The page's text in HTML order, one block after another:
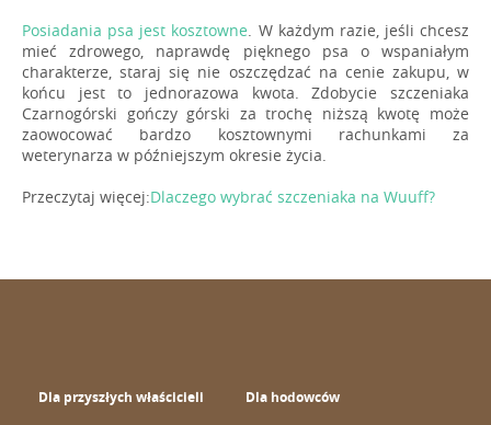
Posiadania psa jest kosztowne . W każdym razie, jeśli chcesz
mieć zdrowego, naprawdę pięknego psa o wspaniałym
charakterze, staraj się nie oszczędzać na cenie zakupu, w
końcu jest to jednorazowa kwota. Zdobycie szczeniaka
Czarnogórski gończy górski za trochę niższą kwotę może
zaowocować bardzo kosztownymi rachunkami za
weterynarza w późniejszym okresie życia.
Przeczytaj więcej:Dlaczego wybrać szczeniaka na Wuuff?
Dla przyszłych właścicieli Dla hodowców